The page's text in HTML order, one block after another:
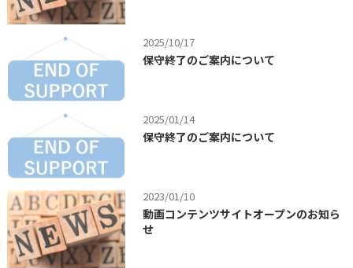
2025/10/17
保守終了のご案内について
2025/01/14
保守終了のご案内について
2023/01/10
動画コンテンツサイトオープンのお知ら
せ